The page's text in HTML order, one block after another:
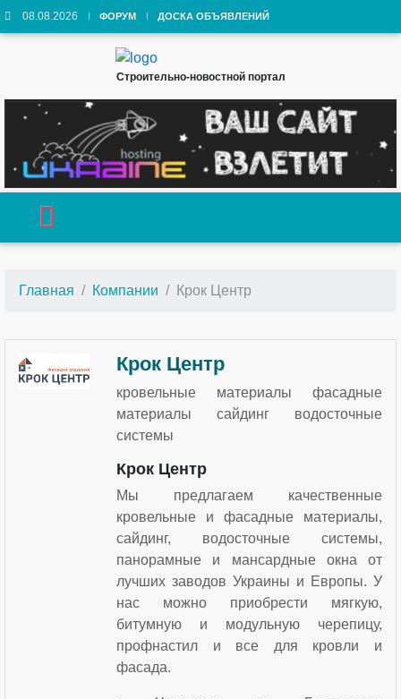
08.08.2026 ФОРУМ ДОСКА ОБЪЯВЛЕНИЙ
Строительно-новостной портал
Главная Компании Крок Центр
Крок Центр
кровельные материалы фасадные
материалы сайдинг водосточные
системы
Крок Центр
Мы предлагаем качественные
кровельные и фасадные материалы,
сайдинг, водосточные системы,
панорамные и мансардные окна от
лучших заводов Украины и Европы. У
нас можно приобрести мягкую,
битумную и модульную черепицу,
профнастил и все для кровли и
фасада.